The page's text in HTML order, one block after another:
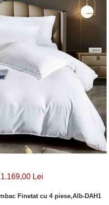
1.169,00 Lei
Finetat cu 4 piese,Alb-DAH1